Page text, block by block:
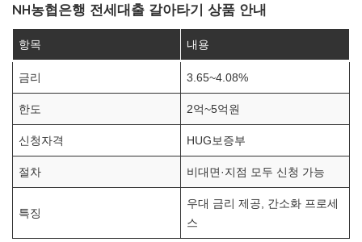
NH농협은행 전세대출 갈아타기 상품 안내
항목 내용
금리 3.65~4.08%
한도 2억~5억원
신청자격 HUG보증부
절차 비대면·지점 모두 신청 가능
특징
우대 금리 제공, 간소화 프로세
스